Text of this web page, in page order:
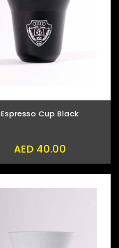
Espresso Cup Black
AED 40.00